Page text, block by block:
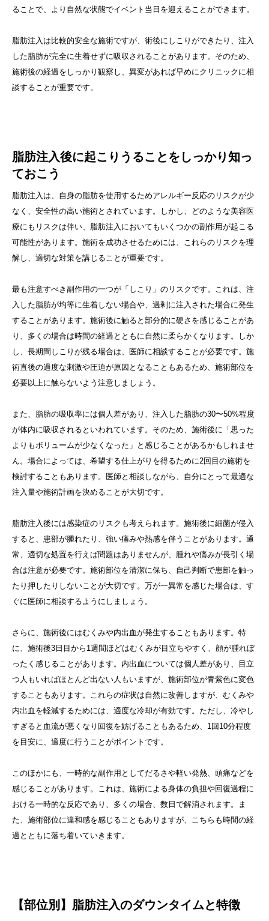
ることで、より自然な状態でイベント当日を迎えることができます。
脂肪注入は比較的安全な施術ですが、術後にしこりができたり、注入
した脂肪が完全に生着せずに吸収されることがあります。そのため、
施術後の経過をしっかり観察し、異変があれば早めにクリニックに相
談することが重要です。
脂肪注入後に起こりうることをしっかり知っ
ておこう
脂肪注入は、自身の脂肪を使用するためアレルギー反応のリスクが少
なく、安全性の高い施術とされています。しかし、どのような美容医
療にもリスクは伴い、脂肪注入においてもいくつかの副作用が起こる
可能性があります。施術を成功させるためには、これらのリスクを理
解し、適切な対策を講じることが重要です。
最も注意すべき副作用の一つが「しこり」のリスクです。これは、注
入した脂肪が均等に生着しない場合や、過剰に注入された場合に発生
することがあります。施術後に触ると部分的に硬さを感じることがあ
り、多くの場合は時間の経過とともに自然に柔らかくなります。しか
し、長期間しこりが残る場合は、医師に相談することが必要です。施
術直後の過度な刺激や圧迫が原因となることもあるため、施術部位を
必要以上に触らないよう注意しましょう。
また、脂肪の吸収率には個人差があり、注入した脂肪の30〜50%程度
が体内に吸収されるといわれています。そのため、施術後に「思った
よりもボリュームが少なくなった」と感じることがあるかもしれませ
ん。場合によっては、希望する仕上がりを得るために2回目の施術を
検討することもあります。医師と相談しながら、自分にとって最適な
注入量や施術計画を決めることが大切です。
脂肪注入後には感染症のリスクも考えられます。施術後に細菌が侵入
すると、患部が腫れたり、強い痛みや熱感を伴うことがあります。通
常、適切な処置を行えば問題はありませんが、腫れや痛みが長引く場
合は注意が必要です。施術部位を清潔に保ち、自己判断で患部を触っ
たり押したりしないことが大切です。万が一異常を感じた場合は、す
ぐに医師に相談するようにしましょう。
さらに、施術後にはむくみや内出血が発生することもあります。特
に、施術後3日目から1週間ほどはむくみが目立ちやすく、顔が腫れぼ
ったく感じることがあります。内出血については個人差があり、目立
つ人もいればほとんど出ない人もいますが、施術部位が青紫色に変色
することもあります。これらの症状は自然に改善しますが、むくみや
内出血を軽減するためには、適度な冷却が有効です。ただし、冷やし
すぎると血流が悪くなり回復を妨げることもあるため、1回10分程度
を目安に、適度に行うことがポイントです。
このほかにも、一時的な副作用としてだるさや軽い発熱、頭痛などを
感じることがあります。これは、施術による身体の負担や回復過程に
おける一時的な反応であり、多くの場合、数日で解消されます。ま
た、施術部位に違和感を感じることもありますが、こちらも時間の経
過とともに落ち着いていきます。
【部位別】脂肪注入のダウンタイムと特徴